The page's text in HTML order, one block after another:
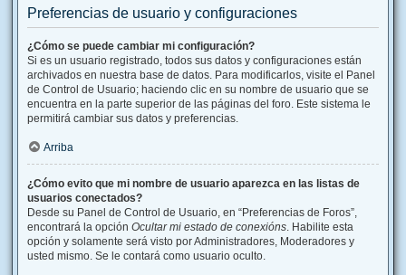
Preferencias de usuario y configuraciones
¿Cómo se puede cambiar mi configuración?
Si es un usuario registrado, todos sus datos y configuraciones están
archivados en nuestra base de datos. Para modificarlos, visite el Panel
de Control de Usuario; haciendo clic en su nombre de usuario que se
encuentra en la parte superior de las páginas del foro. Este sistema le
permitirá cambiar sus datos y preferencias.
Arriba
¿Cómo evito que mi nombre de usuario aparezca en las listas de
usuarios conectados?
Desde su Panel de Control de Usuario, en “Preferencias de Foros”,
encontrará la opción Ocultar mi estado de conexións. Habilite esta
opción y solamente será visto por Administradores, Moderadores y
usted mismo. Se le contará como usuario oculto.